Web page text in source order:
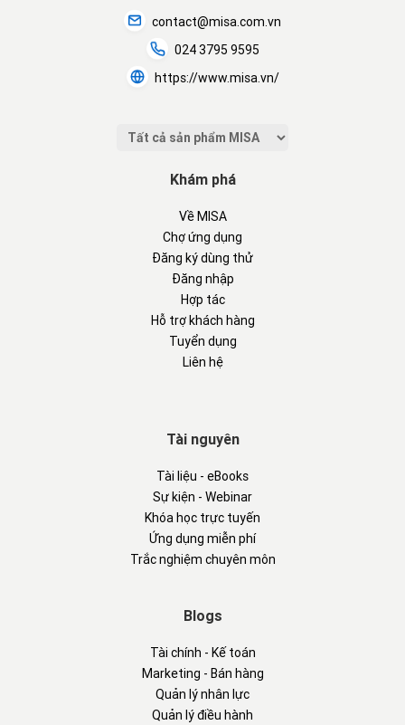
contact@misa.com.vn
024 3795 9595
https://www.misa.vn/
Khám phá
Về MISA
Chợ ứng dụng
Đăng ký dùng thử
Đăng nhập
Hợp tác
Hỗ trợ khách hàng
Tuyển dụng
Liên hệ
Tài nguyên
Tài liệu - eBooks
Sự kiện - Webinar
Khóa học trực tuyến
Ứng dụng miễn phí
Trắc nghiệm chuyên môn
Blogs
Tài chính - Kế toán
Marketing - Bán hàng
Quản lý nhân lực
Quản lý điều hành